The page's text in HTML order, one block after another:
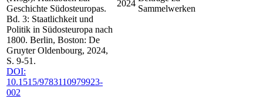
Geschichte Südosteuropas.
Bd. 3: Staatlichkeit und
Politik in Südosteuropa nach
1800. Berlin, Boston: De
Gruyter Oldenbourg, 2024,
S. 9-51.
DOI:
10.1515/9783110979923-
002
2024
Sammelwerken